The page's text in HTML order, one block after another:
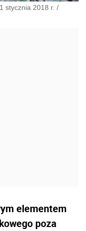
stycznia 2018 r. /
elementem
poza